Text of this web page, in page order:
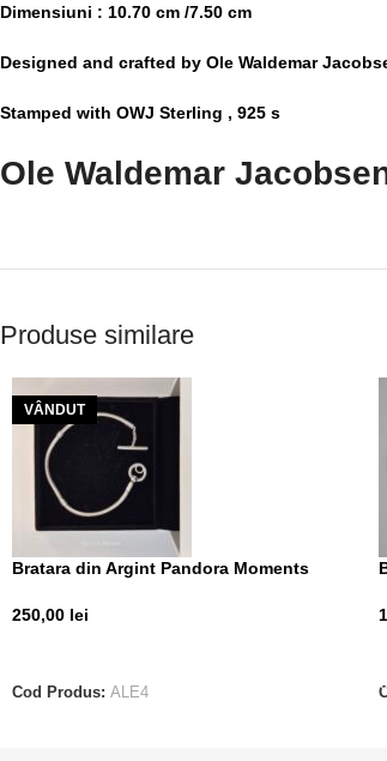
Dimensiuni : 10.70 cm /7.50 cm
Designed and crafted by Ole Waldemar
Stamped with OWJ Sterling , 925 s
Ole Waldemar
Produse similare
VÂNDUT
Bratara din Argint Pandora Moments
250,00 lei
Cod Produs: ALE4